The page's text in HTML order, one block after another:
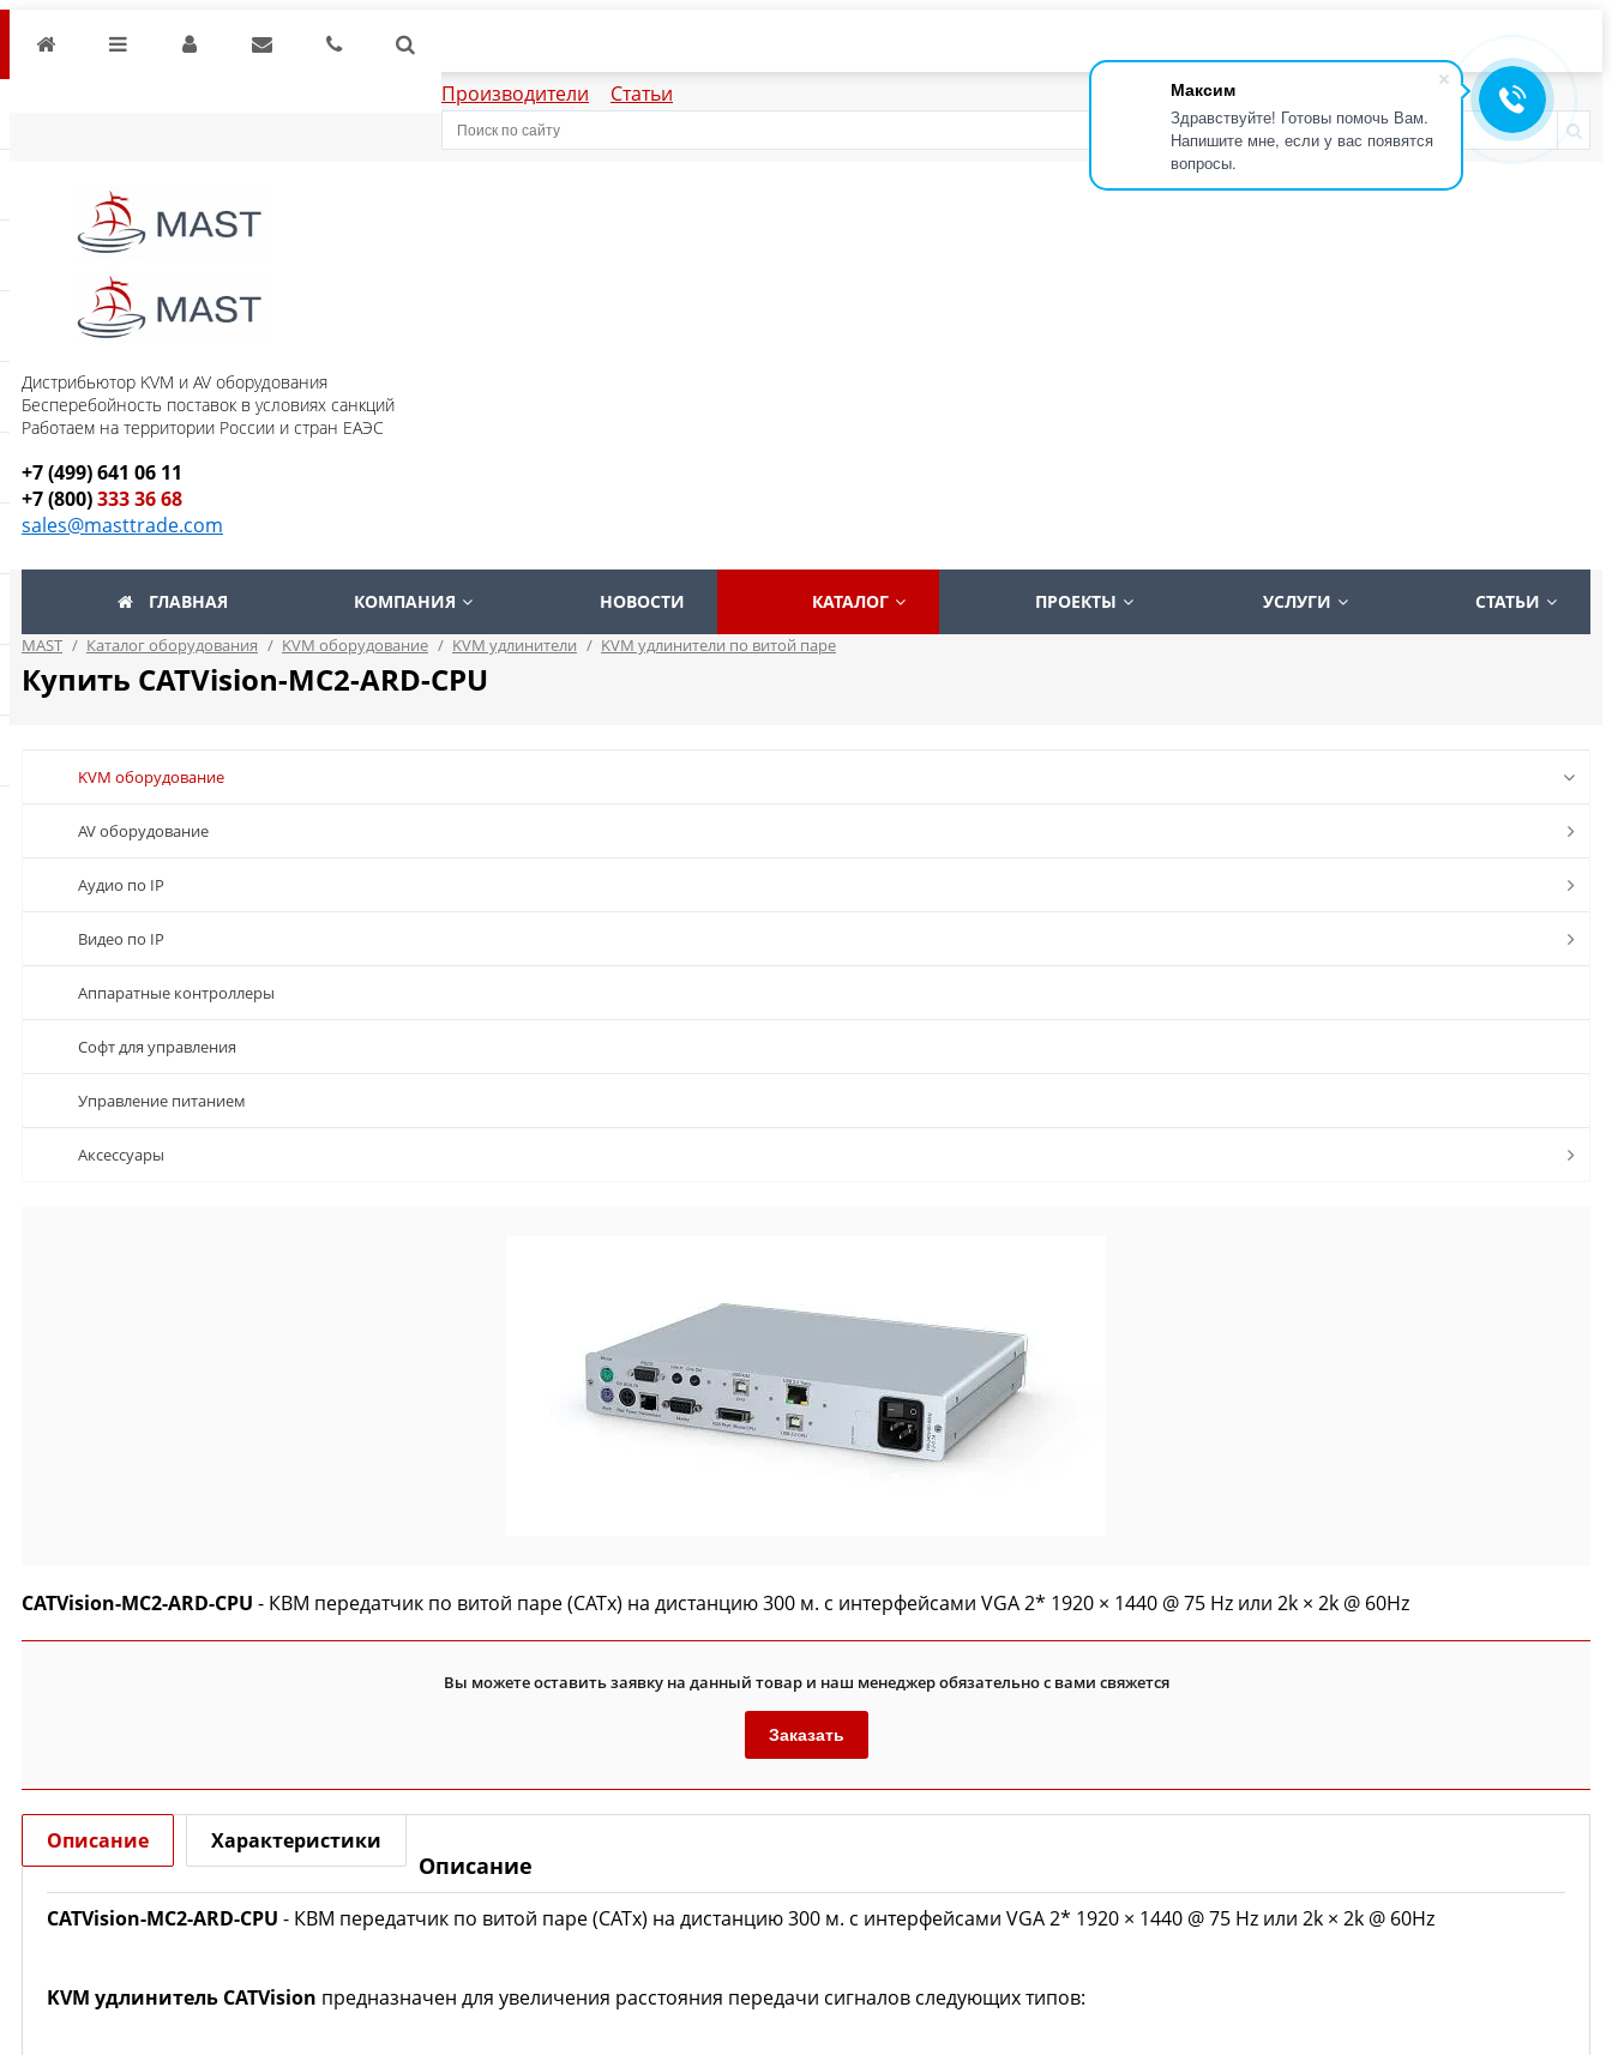
Максим
Здравствуйте! Готовы помочь Вам.
Напишите мне, если у вас появятся
вопросы.
Производители Статьи
Дистрибьютор KVM и AV оборудования
Бесперебойность поставок в условиях санкций
Работаем на территории России и стран ЕАЭС
+7 (499) 641 06 11
+7 (800)333 36 68
sales@masttrade.com
ГЛАВНАЯ КОМПАНИЯ НОВОСТИ КАТАЛОГ ПРОЕКТЫ УСЛУГИ СТАТЬИ
MAST / Каталог оборудования / KVM оборудование / KVM удлинители / KVM удлинители по витой паре
Купить CATVision-MC2-ARD-CPU
KVM оборудование
AV оборудование
Аудио по IP
Видео по IP
Аппаратные контроллеры
Софт для управления
Управление питанием
Аксессуары
CATVision-MC2-ARD-CPU - КВМ передатчик по витой паре (CATx) на дистанцию 300 м. с интерфейсами VGA 2* 1920 × 1440 @ 75 Hz или 2k × 2k @ 60Hz
Вы можете оставить заявку на данный товар и наш менеджер обязательно с вами свяжется
Заказать
Описание Характеристики
Описание
CATVision-MC2-ARD-CPU - КВМ передатчик по витой паре (CATx) на дистанцию 300 м. с интерфейсами VGA 2* 1920 × 1440 @ 75 Hz или 2k × 2k @ 60Hz
KVM удлинитель CATVision предназначен для увеличения расстояния передачи сигналов следующих типов: